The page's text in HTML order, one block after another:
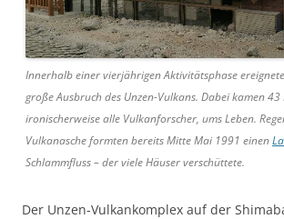
Innerhalb einer vierjährigen Aktivitätsphase
große Ausbruch des Unzen-Vulkans. Dabei kamen 43
ironischerweise alle Vulkanforscher, ums Leben.
Vulkanasche formten bereits Mitte Mai 1991 einen
Schlammfluss – der viele Häuser verschüttete.
Der Unzen-Vulkankomplex auf der